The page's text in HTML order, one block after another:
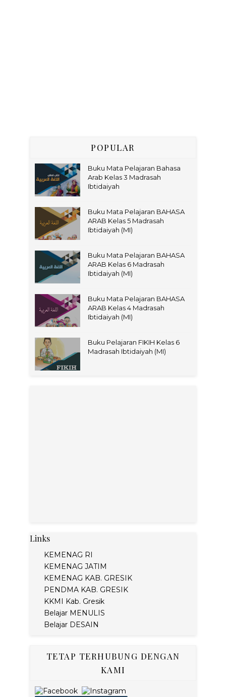
POPULAR
Buku Mata Pelajaran Bahasa
Arab Kelas 3 Madrasah
Ibtidaiyah
Buku Mata Pelajaran BAHASA
ARAB Kelas 5 Madrasah
Ibtidaiyah (MI)
Buku Mata Pelajaran BAHASA
ARAB Kelas 6 Madrasah
Ibtidaiyah (MI)
Buku Mata Pelajaran BAHASA
ARAB Kelas 4 Madrasah
Ibtidaiyah (MI)
Buku Pelajaran FIKIH Kelas 6
Madrasah Ibtidaiyah (MI)
Links
KEMENAG RI
KEMENAG JATIM
KEMENAG KAB. GRESIK
PENDMA KAB. GRESIK
KKMI Kab. Gresik
Belajar MENULIS
Belajar DESAIN
TETAP TERHUBUNG DENGAN
KAMI